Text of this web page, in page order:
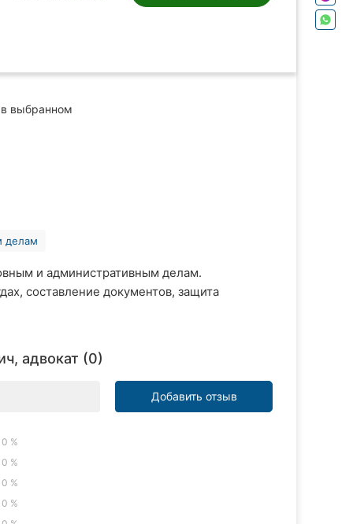
в выбранном
делам
и административным делам.
составление документов, защита
адвокат (0)
Добавить отзыв
0 %
0 %
0 %
0 %